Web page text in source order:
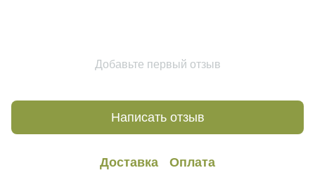
Добавьте первый отзыв
Написать отзыв
Доставка Оплата